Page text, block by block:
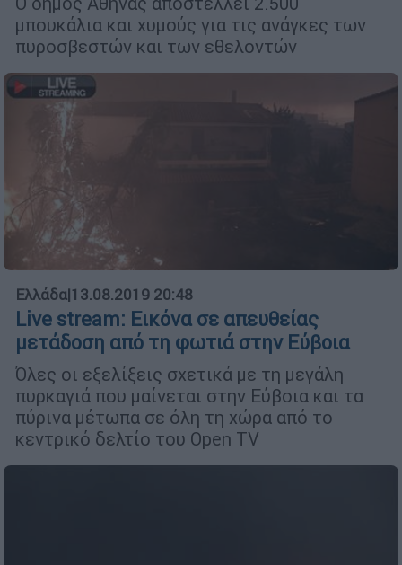
μπουκάλια και χυμούς για τις ανάγκες των
πυροσβεστών και των εθελοντών
Ελλάδα|13.08.2019 20:48
Live stream: Εικόνα σε απευθείας
μετάδοση από τη φωτιά στην Εύβοια
Όλες οι εξελίξεις σχετικά με τη μεγάλη
πυρκαγιά που μαίνεται στην Εύβοια και τα
πύρινα μέτωπα σε όλη τη χώρα από το
κεντρικό δελτίο του Open TV